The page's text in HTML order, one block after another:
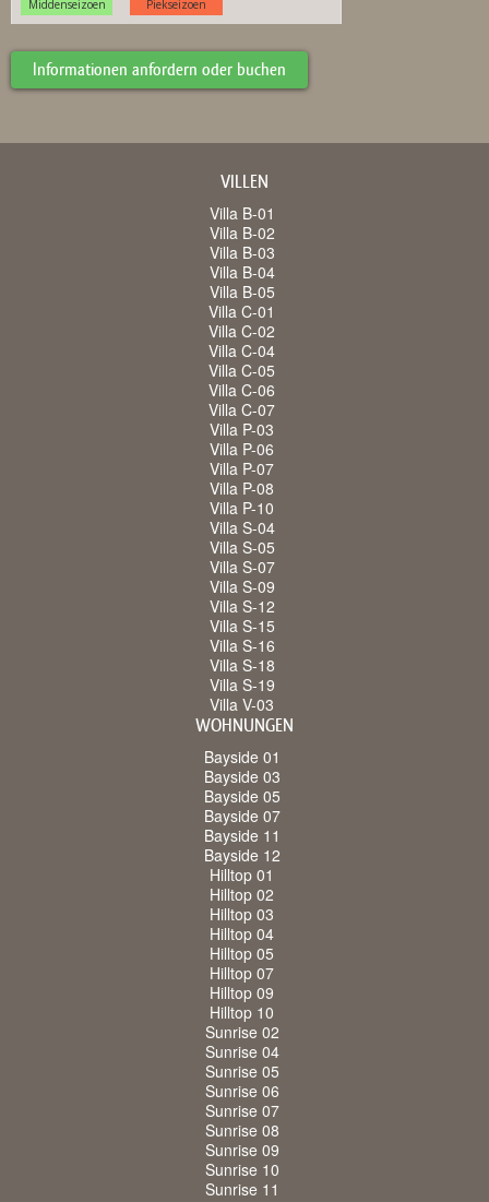
Informationen anfordern oder buchen
VILLEN
Villa B-01
Villa B-02
Villa B-03
Villa B-04
Villa B-05
Villa C-01
Villa C-02
Villa C-04
Villa C-05
Villa C-06
Villa C-07
Villa P-03
Villa P-06
Villa P-07
Villa P-08
Villa P-10
Villa S-04
Villa S-05
Villa S-07
Villa S-09
Villa S-12
Villa S-15
Villa S-16
Villa S-18
Villa S-19
Villa V-03
WOHNUNGEN
Bayside 01
Bayside 03
Bayside 05
Bayside 07
Bayside 11
Bayside 12
Hilltop 01
Hilltop 02
Hilltop 03
Hilltop 04
Hilltop 05
Hilltop 07
Hilltop 09
Hilltop 10
Sunrise 02
Sunrise 04
Sunrise 05
Sunrise 06
Sunrise 07
Sunrise 08
Sunrise 09
Sunrise 10
Sunrise 11